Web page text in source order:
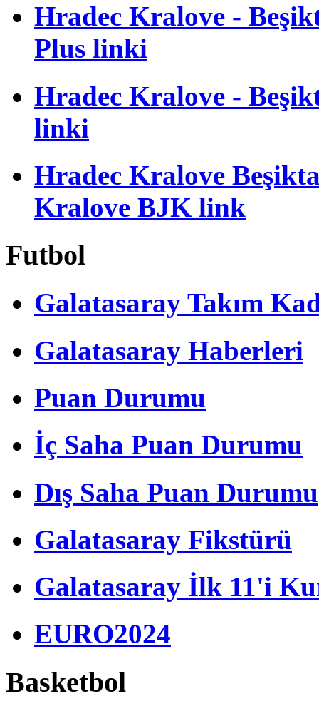
Hradec Kralove -
Plus linki
Hradec Kralove -
linki
Hradec Kralove
Kralove BJK link
Futbol
Galatasaray Takım
Galatasaray Haberleri
Puan Durumu
İç Saha Puan Durumu
Dış Saha Puan Durumu
Galatasaray Fikstürü
Galatasaray İlk 11'i
EURO2024
Basketbol